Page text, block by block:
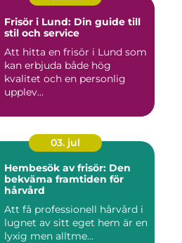
Frisör i Lund: Din guide till
stil och service
Att hitta en frisör i Lund som
kan erbjuda både hög
kvalitet och en personlig
upplev...
03. jul
Hembesök av frisör: Den
bekväma framtiden för
hårvård
Att få professionell hårvård i
lugnet av sitt eget hem är en
lyxig men alltme...